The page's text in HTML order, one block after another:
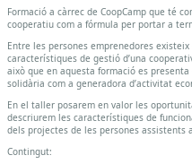
Formació a càrrec de CoopCamp que té
cooperatiu com a fórmula per portar a
Entre les persones emprenedores
característiques de gestió d’una
això que en aquesta formació es
solidària com a generadora d’activitat
En el taller posarem en valor les
descriurem les característiques de
dels projectes de les persones assistents
Contingut: